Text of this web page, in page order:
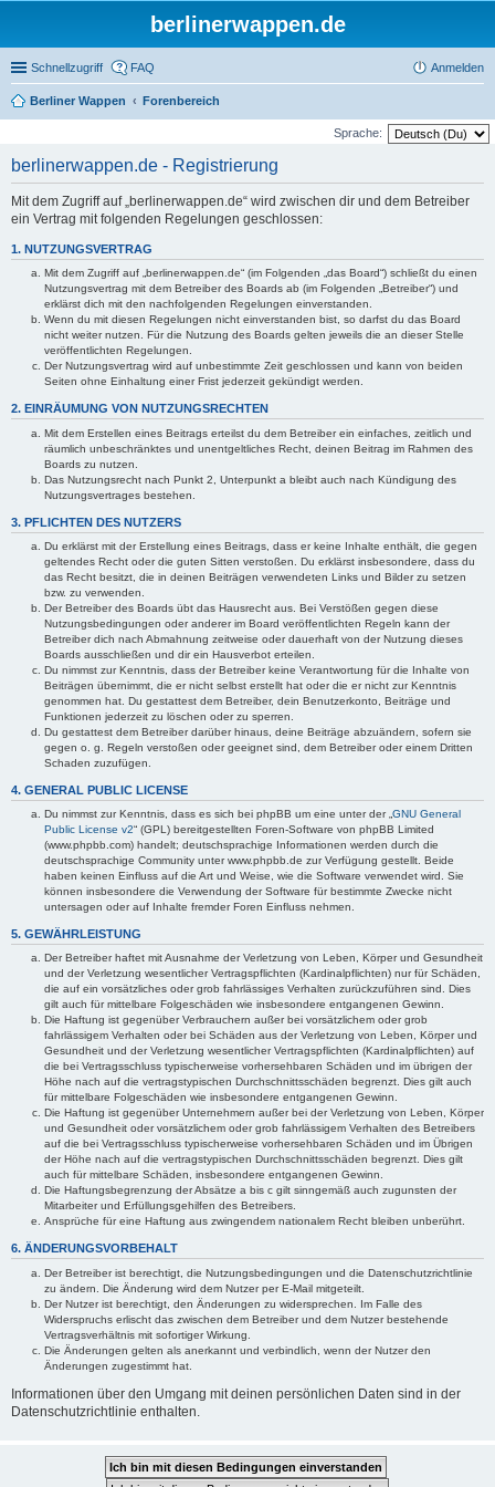
berlinerwappen.de
Schnellzugriff FAQ Anmelden
Berliner Wappen Forenbereich
Sprache:
berlinerwappen.de - Registrierung
Mit dem Zugriff auf „berlinerwappen.de“ wird zwischen dir und dem Betreiber
ein Vertrag mit folgenden Regelungen geschlossen:
1. NUTZUNGSVERTRAG
Mit dem Zugriff auf „berlinerwappen.de“ (im Folgenden „das Board“) schließt du einen
Nutzungsvertrag mit dem Betreiber des Boards ab (im Folgenden „Betreiber“) und
erklärst dich mit den nachfolgenden Regelungen einverstanden.
Wenn du mit diesen Regelungen nicht einverstanden bist, so darfst du das Board
nicht weiter nutzen. Für die Nutzung des Boards gelten jeweils die an dieser Stelle
veröffentlichten Regelungen.
Der Nutzungsvertrag wird auf unbestimmte Zeit geschlossen und kann von beiden
Seiten ohne Einhaltung einer Frist jederzeit gekündigt werden.
2. EINRÄUMUNG VON NUTZUNGSRECHTEN
Mit dem Erstellen eines Beitrags erteilst du dem Betreiber ein einfaches, zeitlich und
räumlich unbeschränktes und unentgeltliches Recht, deinen Beitrag im Rahmen des
Boards zu nutzen.
Das Nutzungsrecht nach Punkt 2, Unterpunkt a bleibt auch nach Kündigung des
Nutzungsvertrages bestehen.
3. PFLICHTEN DES NUTZERS
Du erklärst mit der Erstellung eines Beitrags, dass er keine Inhalte enthält, die gegen
geltendes Recht oder die guten Sitten verstoßen. Du erklärst insbesondere, dass du
das Recht besitzt, die in deinen Beiträgen verwendeten Links und Bilder zu setzen
bzw. zu verwenden.
Der Betreiber des Boards übt das Hausrecht aus. Bei Verstößen gegen diese
Nutzungsbedingungen oder anderer im Board veröffentlichten Regeln kann der
Betreiber dich nach Abmahnung zeitweise oder dauerhaft von der Nutzung dieses
Boards ausschließen und dir ein Hausverbot erteilen.
Du nimmst zur Kenntnis, dass der Betreiber keine Verantwortung für die Inhalte von
Beiträgen übernimmt, die er nicht selbst erstellt hat oder die er nicht zur Kenntnis
genommen hat. Du gestattest dem Betreiber, dein Benutzerkonto, Beiträge und
Funktionen jederzeit zu löschen oder zu sperren.
Du gestattest dem Betreiber darüber hinaus, deine Beiträge abzuändern, sofern sie
gegen o. g. Regeln verstoßen oder geeignet sind, dem Betreiber oder einem Dritten
Schaden zuzufügen.
4. GENERAL PUBLIC LICENSE
Du nimmst zur Kenntnis, dass es sich bei phpBB um eine unter der „ GNU General
Public License v2“ (GPL) bereitgestellten Foren-Software von phpBB Limited
(www.phpbb.com) handelt; deutschsprachige Informationen werden durch die
deutschsprachige Community unter www.phpbb.de zur Verfügung gestellt. Beide
haben keinen Einfluss auf die Art und Weise, wie die Software verwendet wird. Sie
können insbesondere die Verwendung der Software für bestimmte Zwecke nicht
untersagen oder auf Inhalte fremder Foren Einfluss nehmen.
5. GEWÄHRLEISTUNG
Der Betreiber haftet mit Ausnahme der Verletzung von Leben, Körper und Gesundheit
und der Verletzung wesentlicher Vertragspflichten (Kardinalpflichten) nur für Schäden,
die auf ein vorsätzliches oder grob fahrlässiges Verhalten zurückzuführen sind. Dies
gilt auch für mittelbare Folgeschäden wie insbesondere entgangenen Gewinn.
Die Haftung ist gegenüber Verbrauchern außer bei vorsätzlichem oder grob
fahrlässigem Verhalten oder bei Schäden aus der Verletzung von Leben, Körper und
Gesundheit und der Verletzung wesentlicher Vertragspflichten (Kardinalpflichten) auf
die bei Vertragsschluss typischerweise vorhersehbaren Schäden und im übrigen der
Höhe nach auf die vertragstypischen Durchschnittsschäden begrenzt. Dies gilt auch
für mittelbare Folgeschäden wie insbesondere entgangenen Gewinn.
Die Haftung ist gegenüber Unternehmern außer bei der Verletzung von Leben, Körper
und Gesundheit oder vorsätzlichem oder grob fahrlässigem Verhalten des Betreibers
auf die bei Vertragsschluss typischerweise vorhersehbaren Schäden und im Übrigen
der Höhe nach auf die vertragstypischen Durchschnittsschäden begrenzt. Dies gilt
auch für mittelbare Schäden, insbesondere entgangenen Gewinn.
Die Haftungsbegrenzung der Absätze a bis c gilt sinngemäß auch zugunsten der
Mitarbeiter und Erfüllungsgehilfen des Betreibers.
Ansprüche für eine Haftung aus zwingendem nationalem Recht bleiben unberührt.
6. ÄNDERUNGSVORBEHALT
Der Betreiber ist berechtigt, die Nutzungsbedingungen und die Datenschutzrichtlinie
zu ändern. Die Änderung wird dem Nutzer per E-Mail mitgeteilt.
Der Nutzer ist berechtigt, den Änderungen zu widersprechen. Im Falle des
Widerspruchs erlischt das zwischen dem Betreiber und dem Nutzer bestehende
Vertragsverhältnis mit sofortiger Wirkung.
Die Änderungen gelten als anerkannt und verbindlich, wenn der Nutzer den
Änderungen zugestimmt hat.
Informationen über den Umgang mit deinen persönlichen Daten sind in der
Datenschutzrichtlinie enthalten.